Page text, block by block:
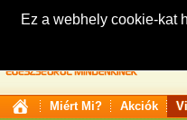
Ez a webhely cookie-kat
Miért Mi? Akciók